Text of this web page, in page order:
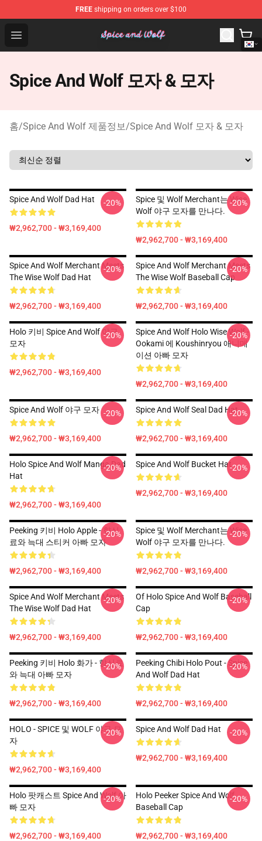
FREE shipping on orders over $100
Open menu
Spice And Wolf Store - Official Spice And Wolf
Spice And Wolf 모자 & 모자
홈/Spice And Wolf 제품정보/Spice And Wolf 모자 & 모자
Spice And Wolf Dad Hat
₩2,962,700 - ₩3,169,400
-20%
Spice 및 Wolf Merchant는 Wise
Wolf 야구 모자를 만나다.
₩2,962,700 - ₩3,169,400
-20%
Spice And Wolf Merchant Meets
The Wise Wolf Dad Hat
₩2,962,700 - ₩3,169,400
-20%
Spice And Wolf Merchant Meets
The Wise Wolf Baseball Cap
₩2,962,700 - ₩3,169,400
-20%
Holo 키비 Spice And Wolf 야구
모자
₩2,962,700 - ₩3,169,400
-20%
Spice And Wolf Holo Wise Wolf -
Ookami 에 Koushinryou 애니메
이션 아빠 모자
₩2,962,700 - ₩3,169,400
-20%
Spice And Wolf 야구 모자
₩2,962,700 - ₩3,169,400
-20% Spice And Wolf Seal Dad Hat
₩2,962,700 - ₩3,169,400
-20%
Holo Spice And Wolf Manga Dad
Hat
₩2,962,700 - ₩3,169,400
-20% Spice And Wolf Bucket Hat
₩2,962,700 - ₩3,169,400
-20%
Peeking 키비 Holo Apple - 향신
료와 늑대 스티커 아빠 모자
₩2,962,700 - ₩3,169,400
-20%
Spice 및 Wolf Merchant는 Wise
Wolf 야구 모자를 만나다.
₩2,962,700 - ₩3,169,400
-20%
Spice And Wolf Merchant Meets
The Wise Wolf Dad Hat
₩2,962,700 - ₩3,169,400
-20%
Of Holo Spice And Wolf Baseball
Cap
₩2,962,700 - ₩3,169,400
-20%
Peeking 키비 Holo 화가 - 향신료
와 늑대 아빠 모자
₩2,962,700 - ₩3,169,400
-20%
Peeking Chibi Holo Pout - Spice
And Wolf Dad Hat
₩2,962,700 - ₩3,169,400
-20%
HOLO - SPICE 및 WOLF 야구 모
자
₩2,962,700 - ₩3,169,400
-20% Spice And Wolf Dad Hat
₩2,962,700 - ₩3,169,400
-20%
Holo 팟캐스트 Spice And Wolf 아
빠 모자
₩2,962,700 - ₩3,169,400
-20%
Holo Peeker Spice And Wolf
Baseball Cap
₩2,962,700 - ₩3,169,400
-20%